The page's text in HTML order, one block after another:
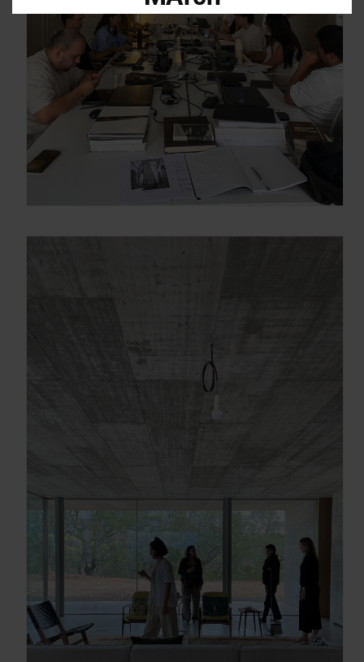
Descarga el dossier con toda la
información sobre los programas en
Arquitectura y Diseño
Enter your email address
OBTÉN EL DOSSIER